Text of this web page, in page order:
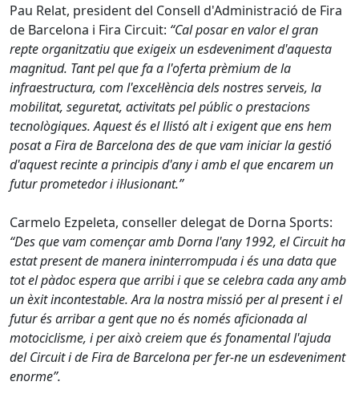
Pau Relat, president del Consell d'Administració de Fira
de Barcelona i Fira Circuit: “Cal posar en valor el gran
repte organitzatiu que exigeix un esdeveniment d'aquesta
magnitud. Tant pel que fa a l'oferta prèmium de la
infraestructura, com l'excel·lència dels nostres serveis, la
mobilitat, seguretat, activitats pel públic o prestacions
tecnològiques. Aquest és el llistó alt i exigent que ens hem
posat a Fira de Barcelona des de que vam iniciar la gestió
d'aquest recinte a principis d'any i amb el que encarem un
futur prometedor i il·lusionant.”
Carmelo Ezpeleta, conseller delegat de Dorna Sports:
“Des que vam començar amb Dorna l'any 1992, el Circuit ha
estat present de manera ininterrompuda i és una data que
tot el pàdoc espera que arribi i que se celebra cada any amb
un èxit incontestable. Ara la nostra missió per al present i el
futur és arribar a gent que no és només aficionada al
motociclisme, i per això creiem que és fonamental l'ajuda
del Circuit i de Fira de Barcelona per fer-ne un esdeveniment
enorme”.